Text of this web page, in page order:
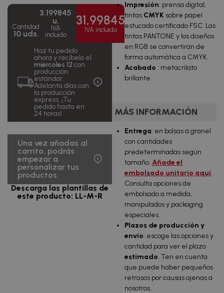
2500
uds.
1,15
€/u.
€
IVA incluido
5000
uds.
1,09
€/u.
5.439,74
€
IVA incluido
10000
uds.
1,02
€/u.
10.239,50
€
IVA incluido
25000
uds.
0,96
€/u.
23.998,85
€
Cantidad
10 uds.
3.199845
u.
IVA
incluido
31,99845
IVA incluido
Haz tu pedido
ahora y recíbelo el
miércoles 12 con
producción
estándar.
Adelanta días con
la producción
express, ¡Tu
pedido hasta en
24 horas!
Una vez añadas al
carrito, podrás
empezar a
personalizar tus
productos
Descarga las plantillas de
este producto: LL-M-R
Impresión: prensa digital,
tintas CMYK sobre papel
estucado certificado FSC. Las
tintas PANTONE y los diseños
en RGB se convertirán de
forma automática a CMYK.
Acabado : metacrilato
brillante
MÁS INFORMACIÓN
Entrega: en bolsas a granel
con cantidades
predeterminadas según
tamaño. Añade el
embolsado unitario aquí.
Consulta opciones de
embolsado a medida,
manipulados y packaging
especiales.
Plazos de producción y
envío: escoge las opciones y
cantidad para ver el plazo
estimado. Ten en cuenta
que puede haber pequeños
retrasos por causas ajenas a
nosotros.